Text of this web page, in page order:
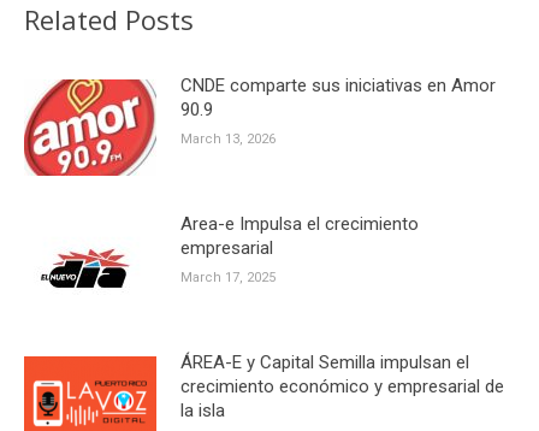
Related Posts
CNDE comparte sus iniciativas en Amor
90.9
March 13, 2026
Area-e Impulsa el crecimiento
empresarial
March 17, 2025
ÁREA-E y Capital Semilla impulsan el
crecimiento económico y empresarial de
la isla